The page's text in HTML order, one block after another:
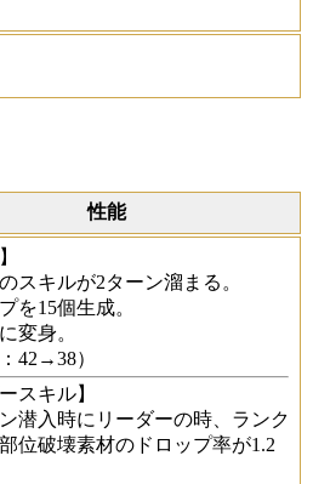
性能
スキルが2ターン溜まる。
を15個生成。
変身。
42→38）
スキル】
潜入時にリーダーの時、ランク
位破壊素材のドロップ率が1.2